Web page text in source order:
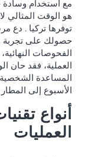
مع استخدام وسادة
هو الوقت
حصولك على تجربة
الفحوصات
العملية، فقد حان
المساعدة
الأسبوع إلى
العمليات